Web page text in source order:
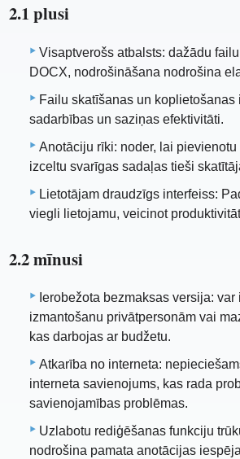
2.1 plusi
Visaptverošs atbalsts: dažādu
DOCX, nodrošināšana nodrošina
Failu skatīšanas un
sadarbības un saziņas efektivitāti.
Anotāciju rīki: noder, lai pievienotu
izceltu svarīgas sadaļas tieši
Lietotājam draudzīgs interfeiss:
viegli lietojamu, veicinot
2.2 mīnusi
Ierobežota bezmaksas versija: var
izmantošanu privātpersonām vai
kas darbojas ar budžetu.
Atkarība no interneta:
interneta savienojums, kas rada
savienojamības problēmas.
Uzlabotu rediģēšanas funkciju
nodrošina pamata anotācijas